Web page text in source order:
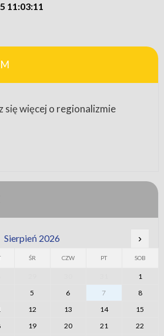
11:03:11
się więcej o regionalizmie
Sierpień 2026 ›
ŚR CZW PT SOB
1
5 6 7
8
12 13 14
15
19 20 21
22